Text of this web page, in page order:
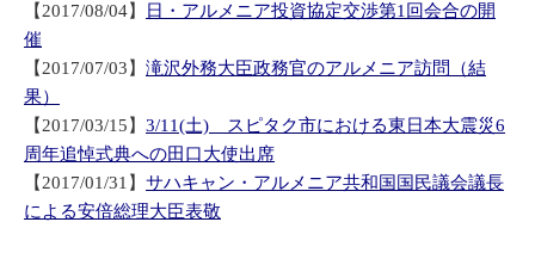
【2017/08/04】
日・アルメニア投資協定交渉第1回会合の開
催
【2017/07/03】 滝沢外務大臣政務官のアルメニア訪問（結
果）
【2017/03/15】 3/11(土) スピタク市における東日本大震災6
周年追悼式典への田口大使出席
【2017/01/31】 サハキャン・アルメニア共和国国民議会議長
による安倍総理大臣表敬